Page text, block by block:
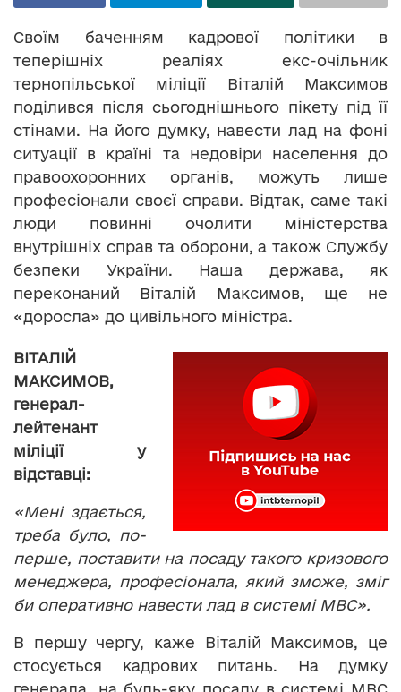
Своїм баченням кадрової політики в
теперішніх реаліях екс-очільник
тернопільської міліції Віталій Максимов
поділився після сьогоднішнього пікету під її
стінами. На його думку, навести лад на фоні
ситуації в країні та недовіри населення до
правоохоронних органів, можуть лише
професіонали своєї справи. Відтак, саме такі
люди повинні очолити міністерства
внутрішніх справ та оборони, а також Службу
безпеки України. Наша держава, як
переконаний Віталій Максимов, ще не
«доросла» до цивільного міністра.
ВІТАЛІЙ
МАКСИМОВ,
генерал-
лейтенант
міліції у
відставці:
«Мені здається,
треба було, по-
перше, поставити на посаду такого кризового
менеджера, професіонала, який зможе, зміг
би оперативно навести лад в системі МВС».
В першу чергу, каже Віталій Максимов, це
стосується кадрових питань. На думку
генерала, на будь-яку посаду в системі МВС